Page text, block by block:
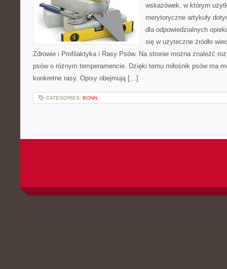
wskazówek, w którym
merytoryczne artykuły
dla odpowiedzialnych
się w użyteczne źródło
Zdrowie i Profilaktyka i Rasy Psów. Na stronie można znaleźć
psów o różnym temperamencie. Dzięki temu miłośnik psów ma
konkretne rasy. Opisy obejmują […]
CATEGORIES: BONN